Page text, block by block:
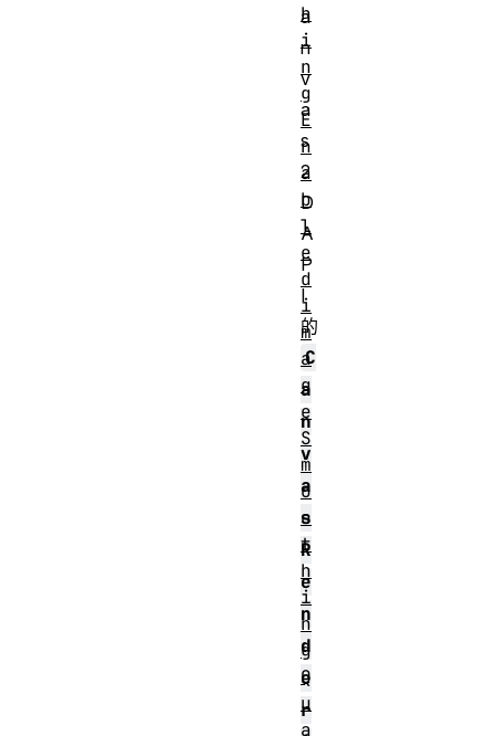
a
n
v
a
s
2
D
A
P
I
的
C
a
n
v
a
s
R
e
n
d
e
r
h
i
n
g
E
n
a
b
l
e
d
i
m
a
g
e
S
m
o
o
t
h
i
n
g
Q
u
a